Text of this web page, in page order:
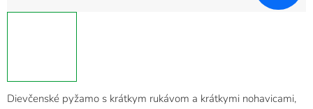
Dievčenské pyžamo s krátkym rukávom a krátkymi nohavicami,